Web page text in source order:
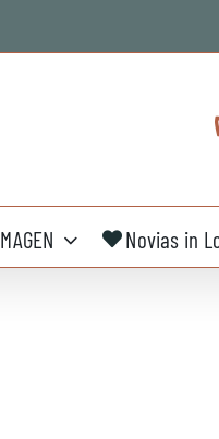
Novias in